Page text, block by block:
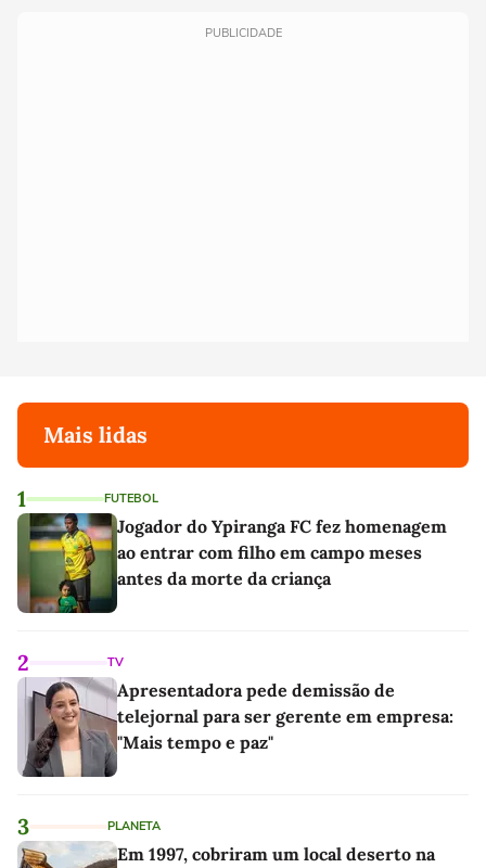
PUBLICIDADE
Mais lidas
1 FUTEBOL
Jogador do Ypiranga FC fez homenagem
ao entrar com filho em campo meses
antes da morte da criança
2 TV
Apresentadora pede demissão de
telejornal para ser gerente em empresa:
"Mais tempo e paz"
3 PLANETA
Em 1997, cobriram um local deserto na